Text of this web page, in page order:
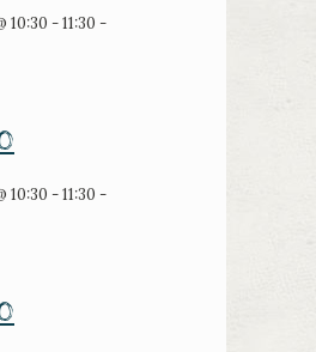
- 11:30 -
- 11:30 -